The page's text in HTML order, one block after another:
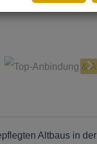
Altbaus in der